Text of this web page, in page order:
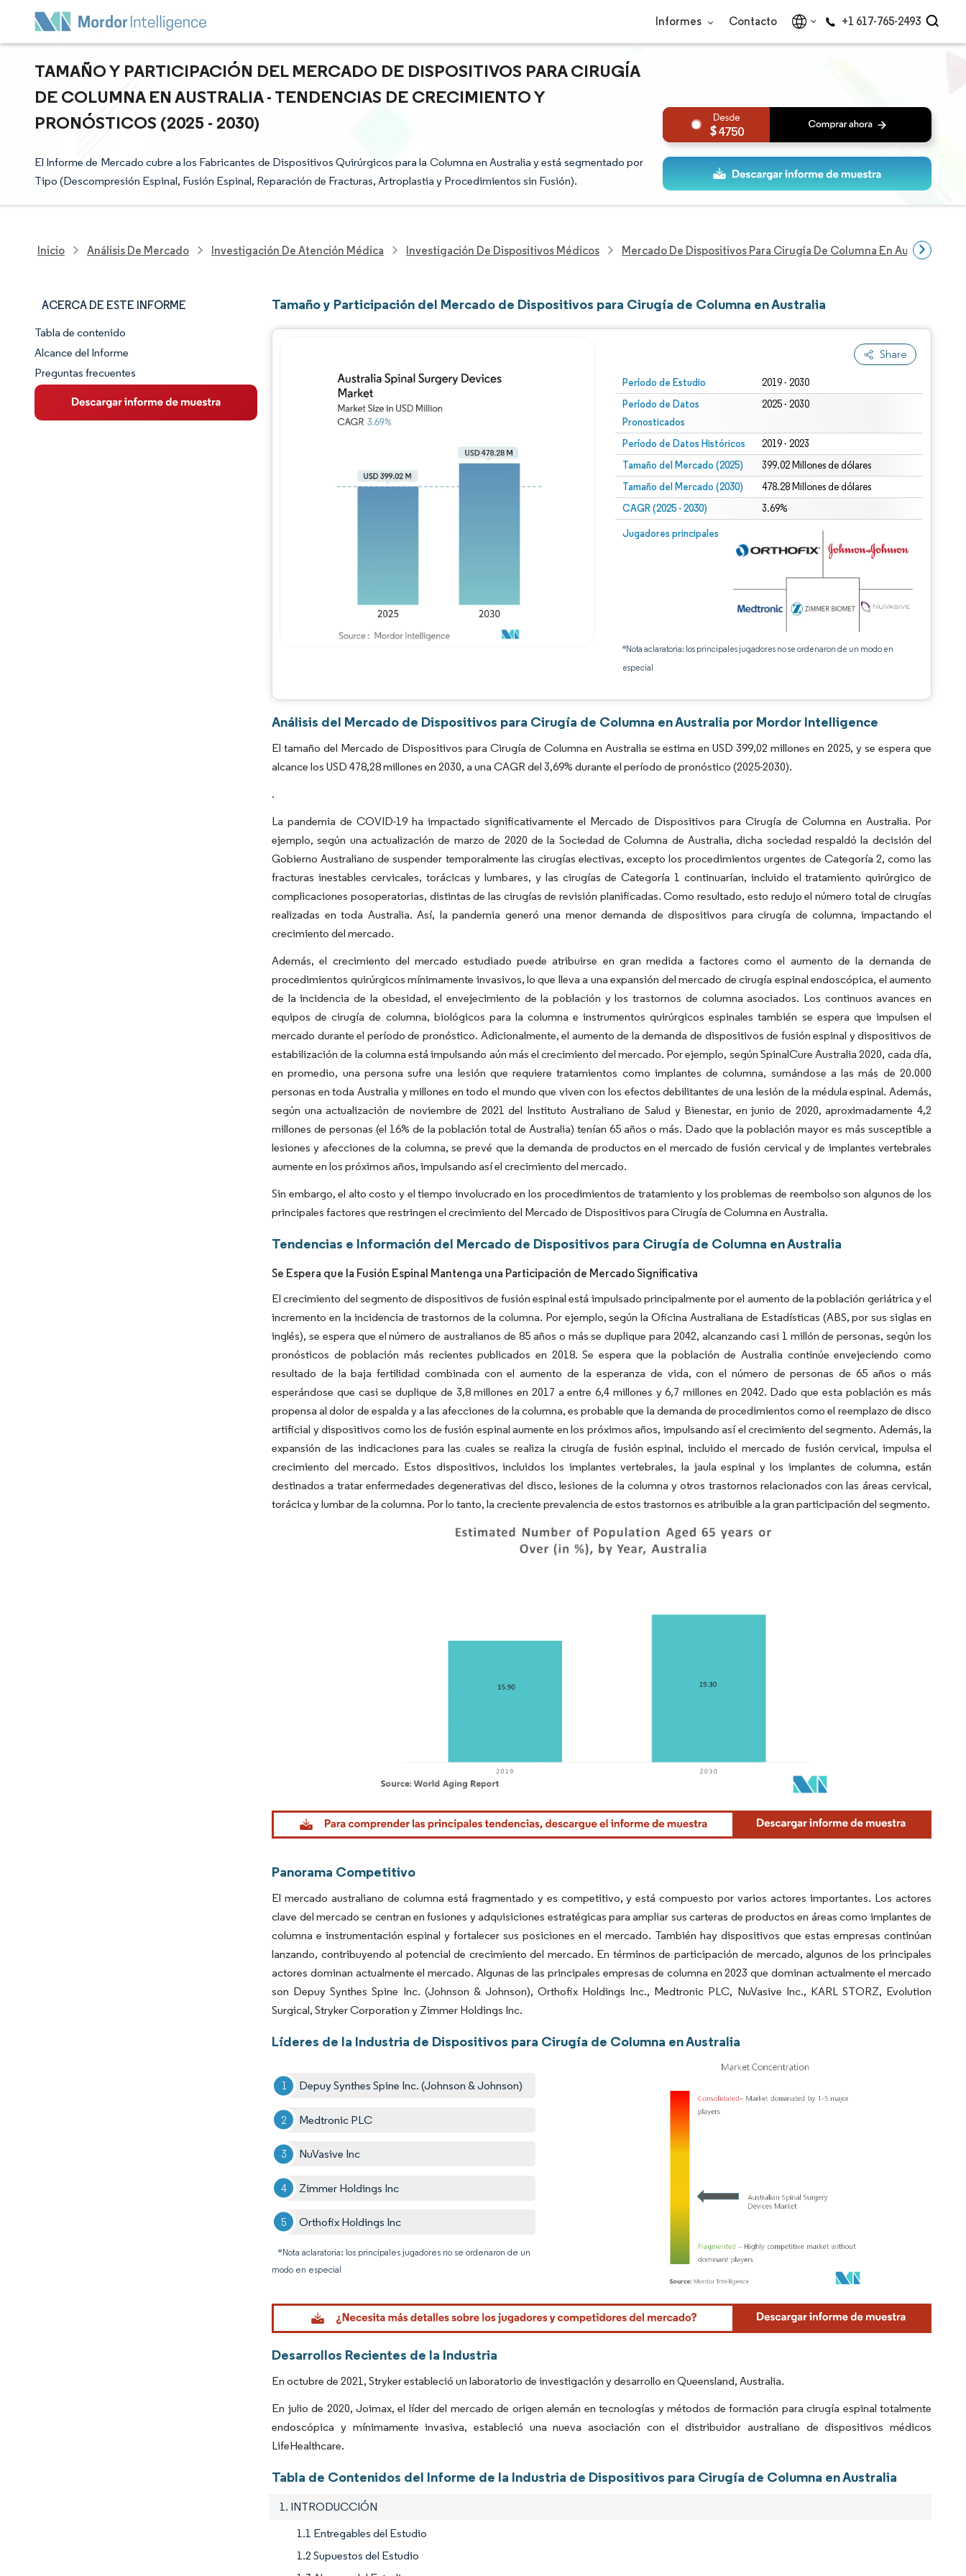
Informes Contacto +1 617-765-2493
TAMAÑO Y PARTICIPACIÓN DEL MERCADO DE DISPOSITIVOS PARA CIRUGÍA
DE COLUMNA EN AUSTRALIA - TENDENCIAS DE CRECIMIENTO Y
PRONÓSTICOS (2025 - 2030)
El Informe de Mercado cubre a los Fabricantes de Dispositivos Quirúrgicos para la Columna en Australia y está segmentado por
Tipo (Descompresión Espinal, Fusión Espinal, Reparación de Fracturas, Artroplastia y Procedimientos sin Fusión).
4750
Inicio Análisis De Mercado Investigación De Atención Médica Investigación De Dispositivos Médicos Mercado De Dispositivos Para Cirugía De Columna En Australia
ACERCA DE ESTE INFORME
Panorama del Mercado
Visión General del Mercado
Tendencias Principales del Mercado
Tabla de contenido
Alcance del Informe
Preguntas frecuentes
Tamaño y Participación del Mercado de Dispositivos para Cirugía de Columna en Australia
Share
Período de Estudio 2019 - 2030
Período de Datos
Pronosticados
2025 - 2030
Período de Datos Históricos 2019 - 2023
Tamaño del Mercado (2025) 399.02 Millones de dólares
Tamaño del Mercado (2030) 478.28 Millones de dólares
CAGR (2025 - 2030) 3.69%
Jugadores principales
*Nota aclaratoria: los principales jugadores no se ordenaron de un modo en
especial
Análisis del Mercado de Dispositivos para Cirugía de Columna en Australia por Mordor Intelligence
El tamaño del Mercado de Dispositivos para Cirugía de Columna en Australia se estima en USD 399,02 millones en 2025, y se espera que
alcance los USD 478,28 millones en 2030, a una CAGR del 3,69% durante el período de pronóstico (2025-2030).
.
La pandemia de COVID-19 ha impactado significativamente el Mercado de Dispositivos para Cirugía de Columna en Australia. Por
ejemplo, según una actualización de marzo de 2020 de la Sociedad de Columna de Australia, dicha sociedad respaldó la decisión del
Gobierno Australiano de suspender temporalmente las cirugías electivas, excepto los procedimientos urgentes de Categoría 2, como las
fracturas inestables cervicales, torácicas y lumbares, y las cirugías de Categoría 1 continuarían, incluido el tratamiento quirúrgico de
complicaciones posoperatorias, distintas de las cirugías de revisión planificadas. Como resultado, esto redujo el número total de cirugías
realizadas en toda Australia. Así, la pandemia generó una menor demanda de dispositivos para cirugía de columna, impactando el
crecimiento del mercado.
Además, el crecimiento del mercado estudiado puede atribuirse en gran medida a factores como el aumento de la demanda de
procedimientos quirúrgicos mínimamente invasivos, lo que lleva a una expansión del mercado de cirugía espinal endoscópica, el aumento
de la incidencia de la obesidad, el envejecimiento de la población y los trastornos de columna asociados. Los continuos avances en
equipos de cirugía de columna, biológicos para la columna e instrumentos quirúrgicos espinales también se espera que impulsen el
mercado durante el período de pronóstico. Adicionalmente, el aumento de la demanda de dispositivos de fusión espinal y dispositivos de
estabilización de la columna está impulsando aún más el crecimiento del mercado. Por ejemplo, según SpinalCure Australia 2020, cada día,
en promedio, una persona sufre una lesión que requiere tratamientos como implantes de columna, sumándose a las más de 20.000
personas en toda Australia y millones en todo el mundo que viven con los efectos debilitantes de una lesión de la médula espinal. Además,
según una actualización de noviembre de 2021 del Instituto Australiano de Salud y Bienestar, en junio de 2020, aproximadamente 4,2
millones de personas (el 16% de la población total de Australia) tenían 65 años o más. Dado que la población mayor es más susceptible a
lesiones y afecciones de la columna, se prevé que la demanda de productos en el mercado de fusión cervical y de implantes vertebrales
aumente en los próximos años, impulsando así el crecimiento del mercado.
Sin embargo, el alto costo y el tiempo involucrado en los procedimientos de tratamiento y los problemas de reembolso son algunos de los
principales factores que restringen el crecimiento del Mercado de Dispositivos para Cirugía de Columna en Australia.
Tendencias e Información del Mercado de Dispositivos para Cirugía de Columna en Australia
Se Espera que la Fusión Espinal Mantenga una Participación de Mercado Significativa
El crecimiento del segmento de dispositivos de fusión espinal está impulsado principalmente por el aumento de la población geriátrica y el
incremento en la incidencia de trastornos de la columna. Por ejemplo, según la Oficina Australiana de Estadísticas (ABS, por sus siglas en
inglés), se espera que el número de australianos de 85 años o más se duplique para 2042, alcanzando casi 1 millón de personas, según los
pronósticos de población más recientes publicados en 2018. Se espera que la población de Australia continúe envejeciendo como
resultado de la baja fertilidad combinada con el aumento de la esperanza de vida, con el número de personas de 65 años o más
esperándose que casi se duplique de 3,8 millones en 2017 a entre 6,4 millones y 6,7 millones en 2042. Dado que esta población es más
propensa al dolor de espalda y a las afecciones de la columna, es probable que la demanda de procedimientos como el reemplazo de disco
artificial y dispositivos como los de fusión espinal aumente en los próximos años, impulsando así el crecimiento del segmento. Además, la
expansión de las indicaciones para las cuales se realiza la cirugía de fusión espinal, incluido el mercado de fusión cervical, impulsa el
crecimiento del mercado. Estos dispositivos, incluidos los implantes vertebrales, la jaula espinal y los implantes de columna, están
destinados a tratar enfermedades degenerativas del disco, lesiones de la columna y otros trastornos relacionados con las áreas cervical,
torácica y lumbar de la columna. Por lo tanto, la creciente prevalencia de estos trastornos es atribuible a la gran participación del segmento.
Imagen © Mordor Intelligence. El uso requiere atribución según CC BY 4.0.
Panorama Competitivo
El mercado australiano de columna está fragmentado y es competitivo, y está compuesto por varios actores importantes. Los actores
clave del mercado se centran en fusiones y adquisiciones estratégicas para ampliar sus carteras de productos en áreas como implantes de
columna e instrumentación espinal y fortalecer sus posiciones en el mercado. También hay dispositivos que estas empresas continúan
lanzando, contribuyendo al potencial de crecimiento del mercado. En términos de participación de mercado, algunos de los principales
actores dominan actualmente el mercado. Algunas de las principales empresas de columna en 2023 que dominan actualmente el mercado
son Depuy Synthes Spine Inc. (Johnson & Johnson), Orthofix Holdings Inc., Medtronic PLC, NuVasive Inc., KARL STORZ, Evolution
Surgical, Stryker Corporation y Zimmer Holdings Inc.
Líderes de la Industria de Dispositivos para Cirugía de Columna en Australia
Depuy Synthes Spine Inc. (Johnson & Johnson)
Medtronic PLC
NuVasive Inc
Zimmer Holdings Inc
Orthofix Holdings Inc
*Nota aclaratoria: los principales jugadores no se ordenaron de un
modo en especial
Imagen © Mordor Intelligence. El uso requiere atribución según CC BY 4.0.
Desarrollos Recientes de la Industria
En octubre de 2021, Stryker estableció un laboratorio de investigación y desarrollo en Queensland, Australia.
En julio de 2020, Joimax, el líder del mercado de origen alemán en tecnologías y métodos de formación para cirugía espinal totalmente
endoscópica y mínimamente invasiva, estableció una nueva asociación con el distribuidor australiano de dispositivos médicos
LifeHealthcare.
Tabla de Contenidos del Informe de la Industria de Dispositivos para Cirugía de Columna en Australia
1. INTRODUCCIÓN
1.1 Entregables del Estudio
1.2 Supuestos del Estudio